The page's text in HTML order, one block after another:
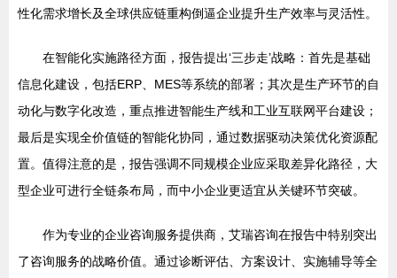
性化需求增长及全球供应链重构倒逼企业提升生产效率与灵活性。
在智能化实施路径方面，报告提出‘三步走’战略：首先是基础
信息化建设，包括ERP、MES等系统的部署；其次是生产环节的自
动化与数字化改造，重点推进智能生产线和工业互联网平台建设；
最后是实现全价值链的智能化协同，通过数据驱动决策优化资源配
置。值得注意的是，报告强调不同规模企业应采取差异化路径，大
型企业可进行全链条布局，而中小企业更适宜从关键环节突破。
作为专业的企业咨询服务提供商，艾瑞咨询在报告中特别突出
了咨询服务的战略价值。通过诊断评估、方案设计、实施辅导等全